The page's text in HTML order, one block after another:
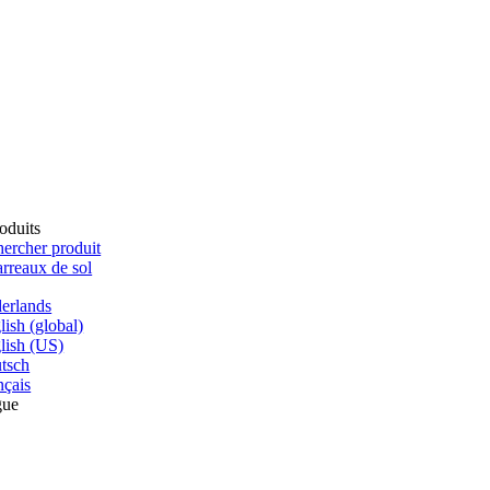
(global)
(US)
produit
de sol